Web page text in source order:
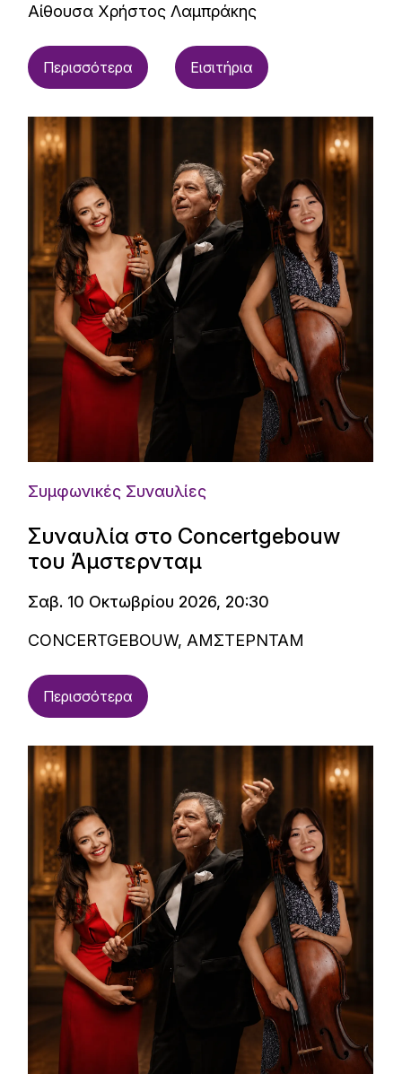
Αίθουσα Χρήστος Λαμπράκης
Περισσότερα Εισιτήρια
Συμφωνικές Συναυλίες
Συναυλία στο Concertgebouw
του Άμστερνταμ
Σαβ. 10 Οκτωβρίου 2026, 20:30
CONCERTGEBOUW, ΑΜΣΤΕΡΝΤΑΜ
Περισσότερα